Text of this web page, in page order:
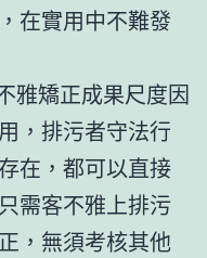
在實用中不難發
雅矯正成果尺度因
，排污者守法行
在，都可以直接
需客不雅上排污
，無須考核其他